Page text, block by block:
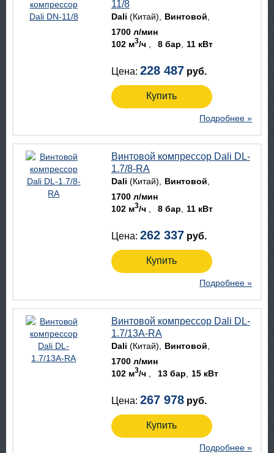
11/8
Dali (Китай)
Винтовой
1700 л/мин
102 м3/ч 8 бар 11 кВт
Цена: 228 487 руб.
Купить
Подробнее »
Винтовой компрессор Dali DL-
1.7/8-RA
Dali (Китай)
Винтовой
1700 л/мин
102 м3/ч 8 бар 11 кВт
Цена: 262 337 руб.
Купить
Подробнее »
Винтовой компрессор Dali DL-
1.7/13A-RA
Dali (Китай)
Винтовой
1700 л/мин
102 м3/ч 13 бар 15 кВт
Цена: 267 978 руб.
Купить
Подробнее »